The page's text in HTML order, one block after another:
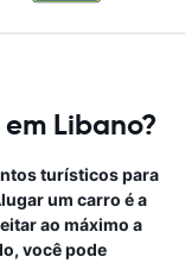
Libano?
turísticos para
um carro é a
ao máximo a
você pode